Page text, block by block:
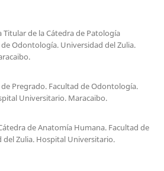
Titular de la Cátedra de Patología
Odontología. Universidad del Zulia.
Pregrado. Facultad de Odontología.
Universitario. Maracaibo.
de Anatomía Humana. Facultad de
Zulia. Hospital Universitario.